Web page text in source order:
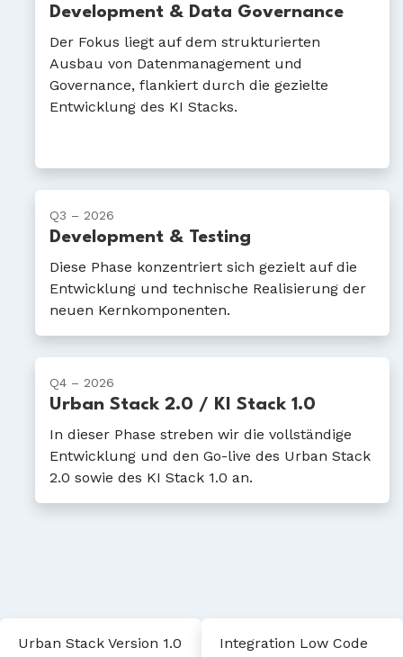
Development & Data Governance
Der Fokus liegt auf dem strukturierten
Ausbau von Datenmanagement und
Governance, flankiert durch die gezielte
Entwicklung des KI Stacks.
Q3 – 2026
Development & Testing
Diese Phase konzentriert sich gezielt auf die
Entwicklung und technische Realisierung der
neuen Kernkomponenten.
Q4 – 2026
Urban Stack 2.0 / KI Stack 1.0
In dieser Phase streben wir die vollständige
Entwicklung und den Go-live des Urban Stack
2.0 sowie des KI Stack 1.0 an.
Urban Stack Version 1.0
Integration Low Code